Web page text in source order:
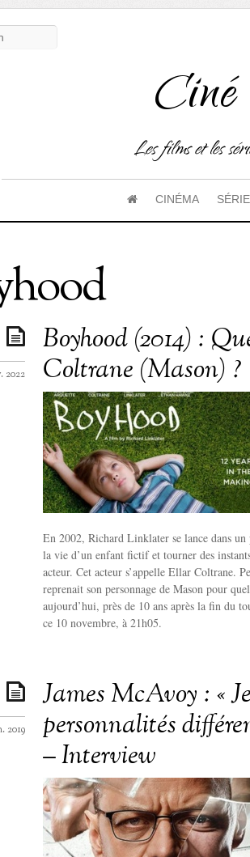
Les films et les
CINÉMA
Boyhood (2014) :
Coltrane (Mason) ?
2022
En 2002, Richard Linklater se lance dans
la vie d’un enfant fictif et tourner des
acteur. Cet acteur s’appelle Ellar Coltrane.
reprenait son personnage de Mason pour
aujourd’hui, près de 10 ans après la fin du
ce 10 novembre, à 21h05.
James McAvoy : «
personnalités
– Interview
2019